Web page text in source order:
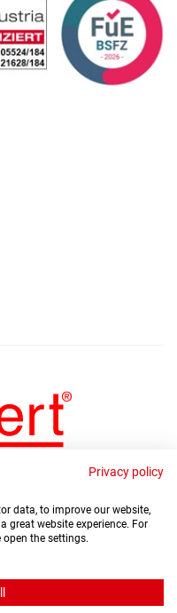
GmbH 2026
Datenschutz
Privacy policy
data, to improve our website,
great website experience. For
the settings.